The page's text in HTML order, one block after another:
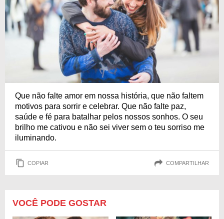
Que não falte amor em nossa história, que não faltem
motivos para sorrir e celebrar. Que não falte paz,
saúde e fé para batalhar pelos nossos sonhos. O seu
brilho me cativou e não sei viver sem o teu sorriso me
iluminando.
COPIAR COMPARTILHAR
VOCÊ PODE GOSTAR